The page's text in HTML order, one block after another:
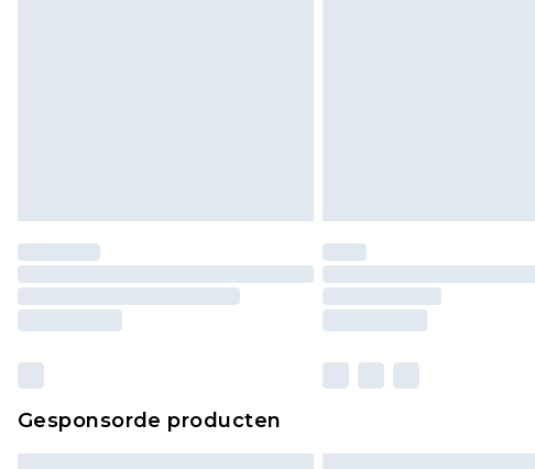
Gesponsorde producten